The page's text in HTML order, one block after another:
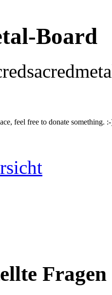
Board
feel free to donate something.
Fragen